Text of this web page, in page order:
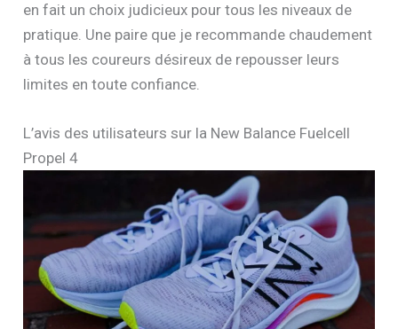
en fait un choix judicieux pour tous les niveaux de
pratique. Une paire que je recommande chaudement
à tous les coureurs désireux de repousser leurs
limites en toute confiance.
L’avis des utilisateurs sur la New Balance Fuelcell
Propel 4